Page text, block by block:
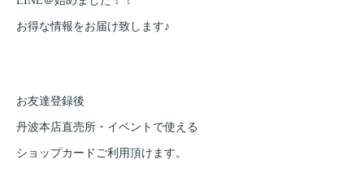
お得な情報をお届け致します♪
お友達登録後
丹波本店直売所・イベントで使える
ショップカードご利用頂けます。